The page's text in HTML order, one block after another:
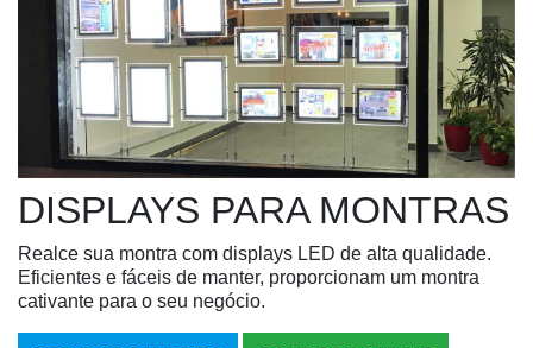
DISPLAYS PARA MONTRAS
Realce sua montra com displays LED de alta qualidade.
Eficientes e fáceis de manter, proporcionam um montra
cativante para o seu negócio.